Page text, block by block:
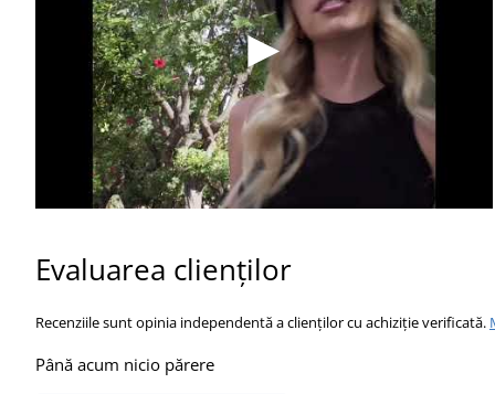
Evaluarea clienților
Recenziile sunt opinia independentă a clienților cu achiziție verificată.
Până acum nicio părere